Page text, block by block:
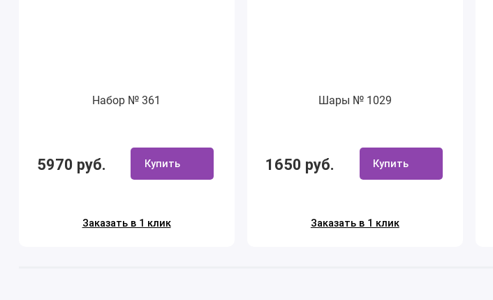
Набор № 361
5970 руб. Купить
Заказать в 1 клик
Шары № 1029
1650 руб. Купить
Заказать в 1 клик